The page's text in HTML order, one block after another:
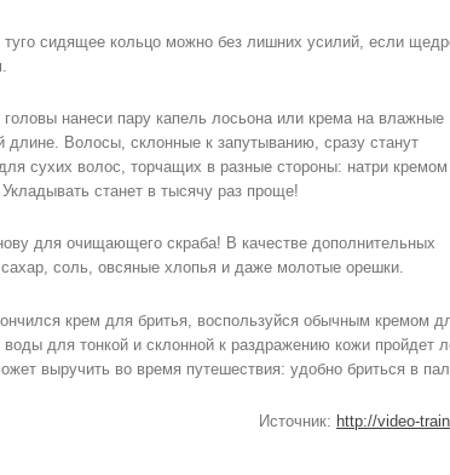
сидящее кольцо можно без лишних усилий, если
нанеси пару капель лосьона или крема на влажные
длине. Волосы, склонные к запутыванию, сразу станут
сухих волос, торчащих в разные стороны: натри кремом
станет в тысячу раз проще!
для очищающего скраба! В качестве дополнительных
соль, овсяные хлопья и даже молотые орешки.
крем для бритья, воспользуйся обычным кремом
для тонкой и склонной к раздражению кожи пройдет
выручить во время путешествия: удобно бриться в
Источник: http://video-